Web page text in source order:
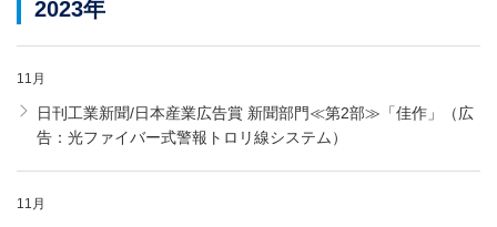
2023年
11月
日刊工業新聞/日本産業広告賞 新聞部門≪第2部≫「佳作」（広
告：光ファイバー式警報トロリ線システム）
11月